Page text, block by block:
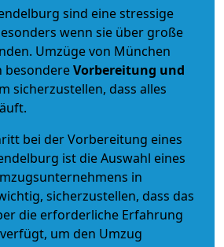
sind eine stressige
wenn sie über große
Umzüge von München
besondereVorbereitung und
sicherzustellen, dass alles
bei der Vorbereitung eines
ist die Auswahl eines
in
sicherzustellen, dass das
die erforderliche Erfahrung
um den Umzug